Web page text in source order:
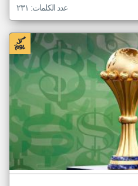
عدد الكلمات: ٢٣١